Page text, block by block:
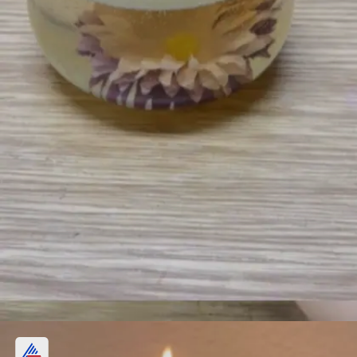
फ्लोरल ट्रांसपेरेंट टेकोरेटिव कैंडल